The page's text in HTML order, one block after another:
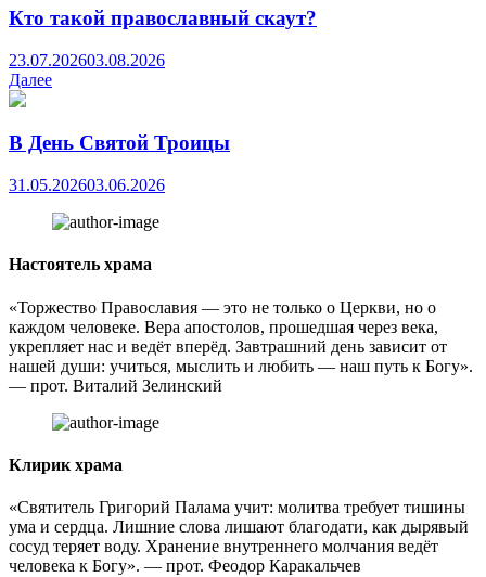
Кто такой православный скаут?
23.07.202603.08.2026
Далее
В День Святой Троицы
31.05.202603.06.2026
Настоятель храма
«Торжество Православия — это не только о Церкви, но о
каждом человеке. Вера апостолов, прошедшая через века,
укрепляет нас и ведёт вперёд. Завтрашний день зависит от
нашей души: учиться, мыслить и любить — наш путь к Богу».
— прот. Виталий Зелинский
Клирик храма
«Святитель Григорий Палама учит: молитва требует тишины
ума и сердца. Лишние слова лишают благодати, как дырявый
сосуд теряет воду. Хранение внутреннего молчания ведёт
человека к Богу». — прот. Феодор Каракальчев